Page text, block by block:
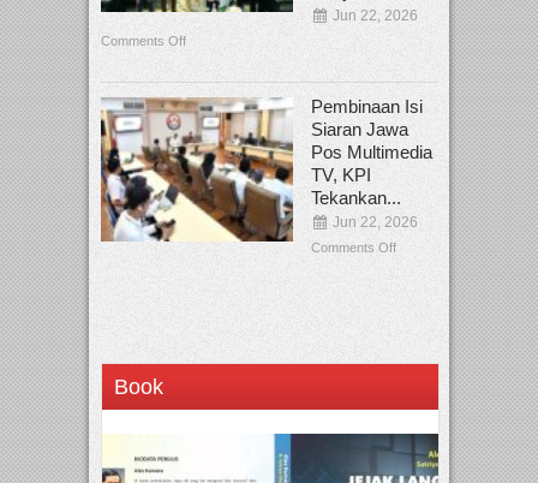
Jun 22, 2026
Comments Off
Pembinaan Isi
Siaran Jawa
Pos Multimedia
TV, KPI
Tekankan...
Jun 22, 2026
Comments Off
Book